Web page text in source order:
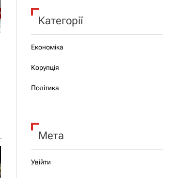
Категорії
Економіка
Корупція
Політика
Мета
Увійти